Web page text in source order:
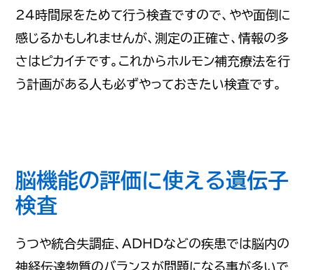
24時間尿をためて行う検査ですので、やや面倒に
感じるかもしれませんが、測定の正確さ、情報の多
さはピカイチです。これからホルモン補充療法を行
う計画がある人も必ずやっておきたい検査です。
脳機能の評価に使える遺伝子
検査
うつや統合失調症、ADHDなどの疾患では脳内の
神経伝達物質のバランスが問題になる事が多いで